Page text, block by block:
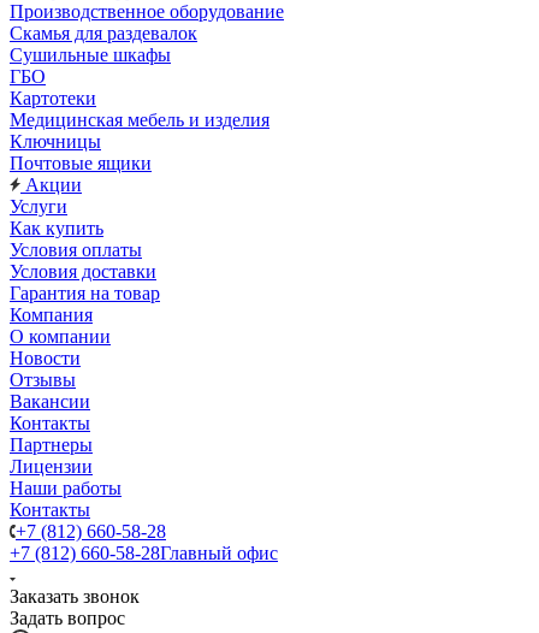
Производственное оборудование
Скамья для раздевалок
Сушильные шкафы
ГБО
Картотеки
Медицинская мебель и изделия
Ключницы
Почтовые ящики
Акции
Услуги
Как купить
Условия оплаты
Условия доставки
Гарантия на товар
Компания
О компании
Новости
Отзывы
Вакансии
Контакты
Партнеры
Лицензии
Наши работы
Контакты
+7 (812) 660-58-28
+7 (812) 660-58-28Главный офис
Заказать звонок
Задать вопрос